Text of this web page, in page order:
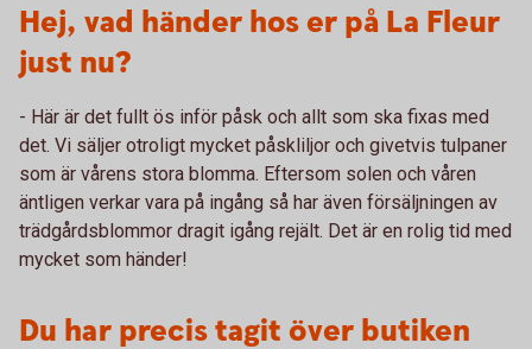
Hej, vad händer hos er på La Fleur
just nu?
- Här är det fullt ös inför påsk och allt som ska fixas med
det. Vi säljer otroligt mycket påskliljor och givetvis tulpaner
som är vårens stora blomma. Eftersom solen och våren
äntligen verkar vara på ingång så har även försäljningen av
trädgårdsblommor dragit igång rejält. Det är en rolig tid med
mycket som händer!
Du har precis tagit över butiken